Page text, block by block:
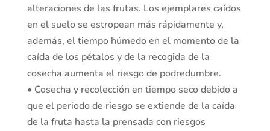
alteraciones de las frutas. Los ejemplares caídos
en el suelo se estropean más rápidamente y,
además, el tiempo húmedo en el momento de la
caída de los pétalos y de la recogida de la
cosecha aumenta el riesgo de podredumbre.
• Cosecha y recolección en tiempo seco debido a
que el periodo de riesgo se extiende de la caída
de la fruta hasta la prensada con riesgos